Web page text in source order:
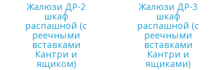
Жалюзи ДР-2
шкаф
распашной (с
реечными
вставками
Кантри и
ящиком)
Жалюзи ДР-3
шкаф
распашной (с
реечными
вставками
Кантри и
ящиками)